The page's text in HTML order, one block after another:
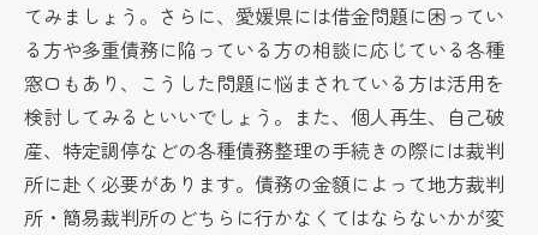
てみましょう。さらに、愛媛県には借金問題に困ってい
る方や多重債務に陥っている方の相談に応じている各種
窓口もあり、こうした問題に悩まされている方は活用を
検討してみるといいでしょう。また、個人再生、自己破
産、特定調停などの各種債務整理の手続きの際には裁判
所に赴く必要があります。債務の金額によって地方裁判
所・簡易裁判所のどちらに行かなくてはならないかが変